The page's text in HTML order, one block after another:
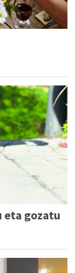
gozatu